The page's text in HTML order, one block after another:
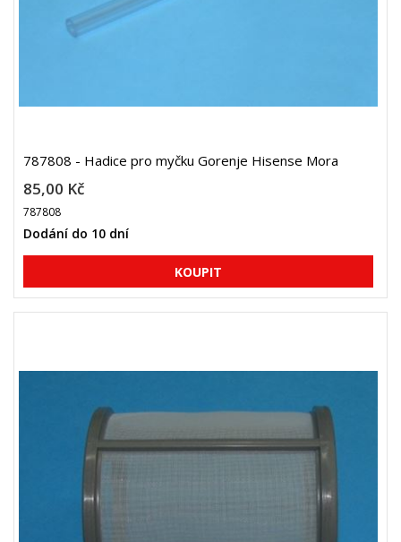
787808 - Hadice pro myčku Gorenje Hisense Mora
85,00 Kč
787808
Dodání do 10 dní